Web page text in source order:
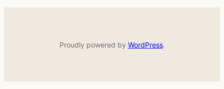
Proudly powered by WordPress.